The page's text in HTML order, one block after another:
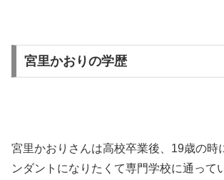
宮里かおりの学歴
宮里かおりさんは高校卒業後、19歳の時
ンダントになりたくて専門学校に通って